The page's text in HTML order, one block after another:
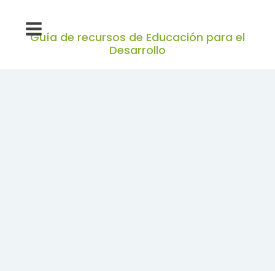
Guía de recursos de Educación para el
Desarrollo